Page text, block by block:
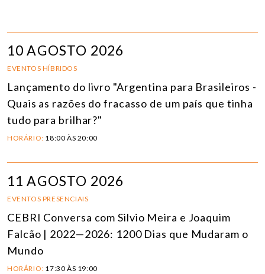
10 AGOSTO 2026
EVENTOS HÍBRIDOS
Lançamento do livro "Argentina para Brasileiros -
Quais as razões do fracasso de um país que tinha
tudo para brilhar?"
HORÁRIO: 18:00 ÀS 20:00
11 AGOSTO 2026
EVENTOS PRESENCIAIS
CEBRI Conversa com Silvio Meira e Joaquim
Falcão | 2022—2026: 1200 Dias que Mudaram o
Mundo
HORÁRIO: 17:30 ÀS 19:00